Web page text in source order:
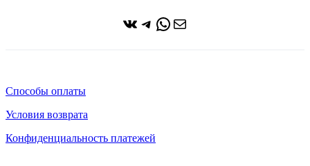
ВКонтакте
Telegram
WhatsApp
Почта
Способы оплаты
Условия возврата
Конфиденциальность платежей